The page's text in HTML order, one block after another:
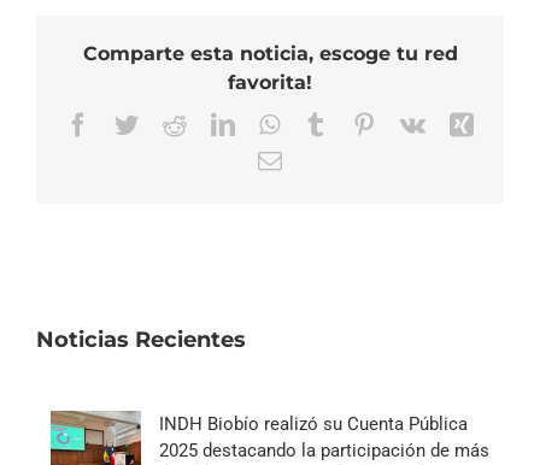
Comparte esta noticia, escoge tu red
favorita!
Facebook
TwitterRedditLinkedInWhatsApp
TumblrPinterest
Vk
Correo
Noticias Recientes
INDH Biobío realizó su Cuenta Pública
2025 destacando la participación de más